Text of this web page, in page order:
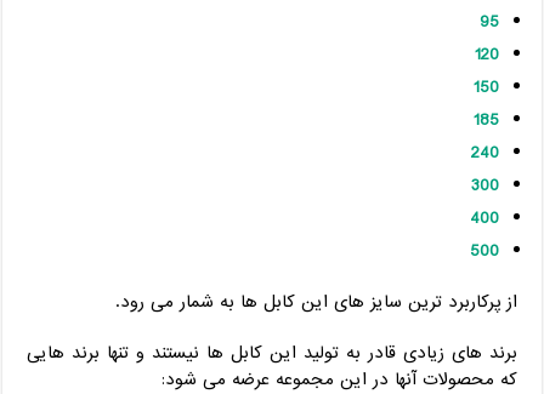
95
120
150
185
240
300
400
500
از پرکاربرد ترین سایز های این کابل ها به شمار می رود.
برند های زیادی قادر به تولید این کابل ها نیستند و تنها برند هایی
که محصولات آنها در این مجموعه عرضه می شود: